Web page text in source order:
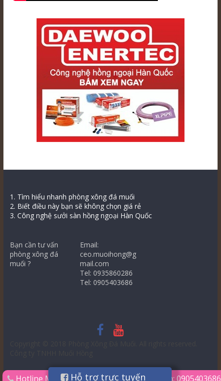
1. Tìm hiểu nhanh phòng xông đá muối
2. Biết điều này bạn sẽ không chọn giá rẻ
3. Công nghệ sưởi sàn hồng ngoại Hàn Quốc
Bạn cần tư vấn
phòng xông đá
muối ?
Email:
ceo.muoihong@g
mail.com
Tel: 0935860286
Tel: 0905403686
Hotline Mr.Thùy: 0935860286 Ms.Liên: 0905403686
Hỗ trợ trực tuyến